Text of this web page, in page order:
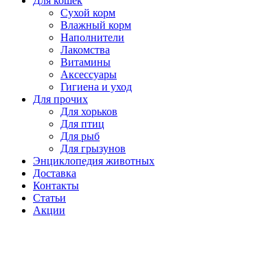
Сухой корм
Влажный корм
Наполнители
Лакомства
Витамины
Аксессуары
Гигиена и уход
Для прочих
Для хорьков
Для птиц
Для рыб
Для грызунов
Энциклопедия животных
Доставка
Контакты
Статьи
Акции